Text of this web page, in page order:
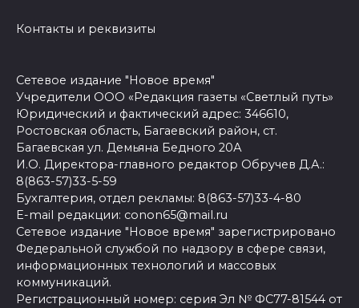
Контакты и реквизиты
Сетевое издание "Новое время"
Учредители ООО «Редакция газеты «Светлый путь»
Юридический и фактический адрес: 346610,
Ростовская область, Багаевский район, ст.
Багаевская ул. Демьяна Бедного 20А
И.О. Директора-главного редактор Обручев Д.А.:
8(863-57)33-5-59
Бухгалтерия, отдел рекламы: 8(863-57)33-4-80
E-mail редакции: conon65@mail.ru
Сетевое издание "Новое время" зарегистрировано
Федеральной службой по надзору в сфере связи,
информационных технологий и массовых
коммуникаций.
Регистрационный номер: серия Эл № ФС77-81544 от